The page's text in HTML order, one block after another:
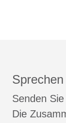
Senden
Die